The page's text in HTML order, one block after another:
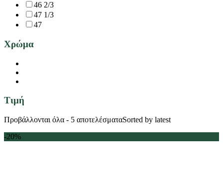
46 2/3
47 1/3
47
Χρώμα
Τιμή
Προβάλλονται όλα - 5 αποτελέσματαSorted by latest
-20%